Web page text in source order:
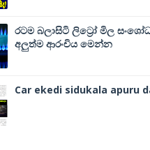
රටම බලාසිටි ලිට්‍රෝ මිල
අලුත්ම ආරංචිය මෙන්න
Car ekedi sidukala apuru